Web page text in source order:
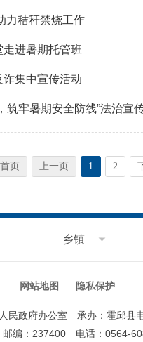
力秸秆禁烧工作
进暑期托管班
集中宣传活动
筑牢暑期安全防线”法治宣
首页 上一页 1 2
乡镇
网站地图 隐私保护
民政府办公室
承办：霍邱县
邮编：237400 电话：0564-